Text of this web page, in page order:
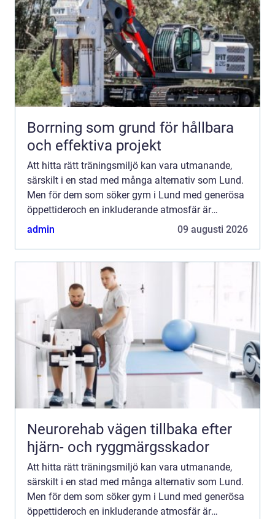
Borrning som grund för hållbara
och effektiva projekt
Att hitta rätt träningsmiljö kan vara utmanande,
särskilt i en stad med många alternativ som Lund.
Men för dem som söker gym i Lund med generösa
öppettideroch en inkluderande atmosfär är
Sundkra...
admin 09 augusti 2026
Neurorehab vägen tillbaka efter
hjärn- och ryggmärgsskador
Att hitta rätt träningsmiljö kan vara utmanande,
särskilt i en stad med många alternativ som Lund.
Men för dem som söker gym i Lund med generösa
öppettideroch en inkluderande atmosfär är